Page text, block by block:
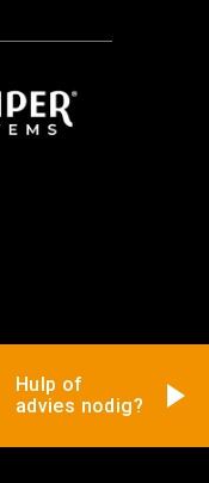
Hulp of
advies nodig?